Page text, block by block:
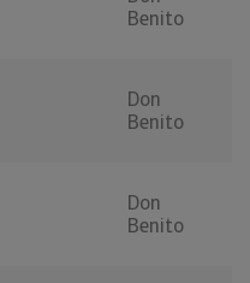
Benito
Don
Benito
Don
Benito